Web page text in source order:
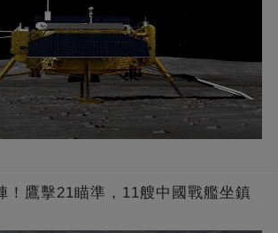
！鷹擊21瞄準，11艘中國戰艦坐鎮